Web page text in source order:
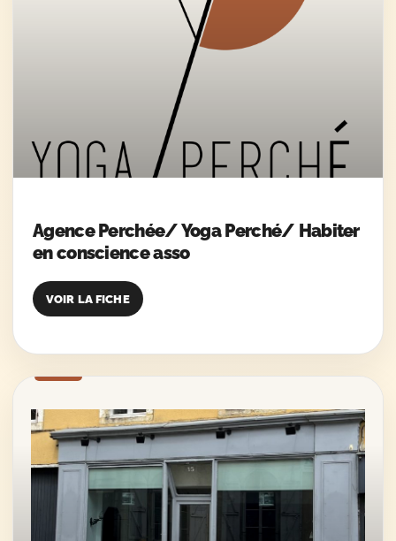
Agence Perchée/ Yoga Perché/ Habiter
en conscience asso
VOIR LA FICHE